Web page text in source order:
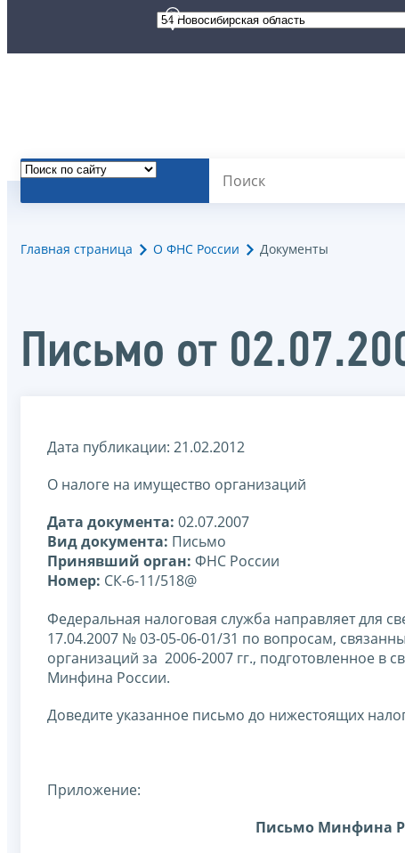
Главная страница О ФНС России Документы
Письмо от
Дата публикации: 21.02.2012
О налоге на имущество организаций
Дата документа: 02.07.2007
Вид документа: Письмо
Принявший орган: ФНС России
Номер: СК-6-11/518@
Федеральная налоговая служба направляет для
17.04.2007 № 03-05-06-01/31 по вопросам,
организаций за 2006-2007 гг., подготовленное в
Минфина России.
Доведите указанное письмо до нижестоящих
Приложение:
Письмо Минфина